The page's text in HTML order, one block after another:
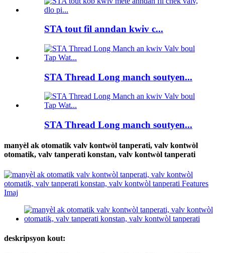
STA tout fil anndan kwiv c...
STA Thread Long manch soutyen...
STA Thread Long manch soutyen...
manyèl ak otomatik valv kontwòl tanperati, valv kontwòl
otomatik, valv tanperati konstan, valv kontwòl tanperati
deskripsyon kout: